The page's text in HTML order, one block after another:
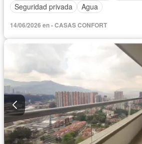
Seguridad privada
Agua
14/06/2026 en - CASAS CONFORT